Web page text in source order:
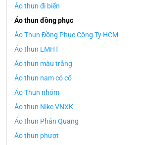
Áo thun đi biển
Áo thun đồng phục
Áo Thun Đồng Phục Công Ty HCM
Áo thun LMHT
Áo thun màu trắng
Áo thun nam có cổ
Áo Thun nhóm
Áo thun Nike VNXK
Áo thun Phản Quang
Áo thun phượt